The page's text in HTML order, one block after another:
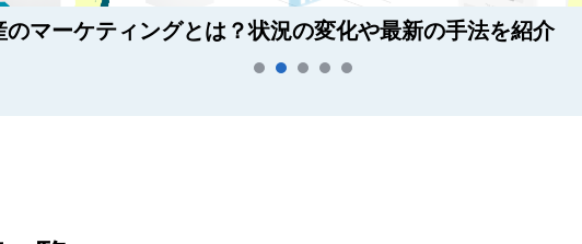
のマーケティングとは？状況の変化や最新の手法を紹介